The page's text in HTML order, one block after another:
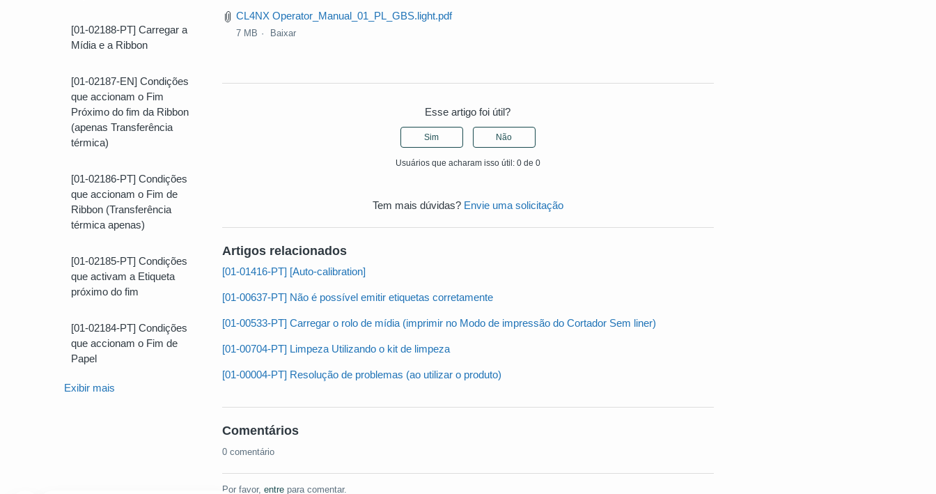
[01-02188-PT] Carregar a
Mídia e a Ribbon
[01-02187-EN] Condições
que accionam o Fim
Próximo do fim da Ribbon
(apenas Transferência
térmica)
[01-02186-PT] Condições
que accionam o Fim de
Ribbon (Transferência
térmica apenas)
[01-02185-PT] Condições
que activam a Etiqueta
próximo do fim
[01-02184-PT] Condições
que accionam o Fim de
Papel
Exibir mais
CL4NX Operator_Manual_01_PL_GBS.light.pdf
7 MB Baixar
Esse artigo foi útil?
Sim Não
Usuários que acharam isso útil: 0 de 0
Tem mais dúvidas? Envie uma solicitação
Artigos relacionados
[01-01416-PT] [Auto-calibration]
[01-00637-PT] Não é possível emitir etiquetas corretamente
[01-00533-PT] Carregar o rolo de mídia (imprimir no Modo de impressão do Cortador Sem liner)
[01-00704-PT] Limpeza Utilizando o kit de limpeza
[01-00004-PT] Resolução de problemas (ao utilizar o produto)
Comentários
0 comentário
Por favor,entre para comentar.